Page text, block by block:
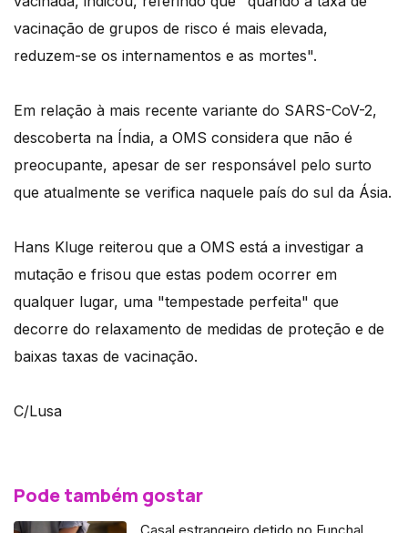
vacinação de grupos de risco é mais elevada,
reduzem-se os internamentos e as mortes".
Em relação à mais recente variante do SARS-CoV-2,
descoberta na Índia, a OMS considera que não é
preocupante, apesar de ser responsável pelo surto
que atualmente se verifica naquele país do sul da Ásia.
Hans Kluge reiterou que a OMS está a investigar a
mutação e frisou que estas podem ocorrer em
qualquer lugar, uma "tempestade perfeita" que
decorre do relaxamento de medidas de proteção e de
baixas taxas de vacinação.
C/Lusa
Pode também gostar